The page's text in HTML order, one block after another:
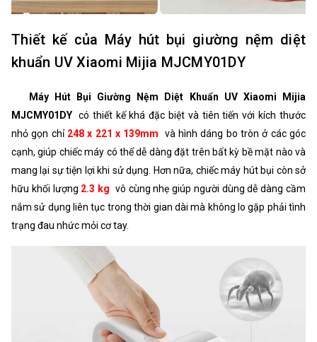
Thiết kế của Máy hút bụi giường nệm diệt
khuẩn UV Xiaomi Mijia MJCMY01DY
Máy Hút Bụi Giường Nệm Diệt Khuẩn UV Xiaomi Mijia
MJCMY01DY có thiết kế khá đặc biệt và tiên tiến với kích thước
nhỏ gọn chỉ 248 x 221 x 139mm
và hình dáng bo tròn ở các góc
cạnh, giúp chiếc máy có thể dễ dàng đặt trên bất kỳ bề mặt nào và
mang lại sự tiện lợi khi sử dụng. Hơn nữa, chiếc máy hút bụi còn sở
hữu khối lượng 2.3 kg vô cùng nhẹ giúp người dùng dễ dàng cầm
nắm sử dụng liên tục trong thời gian dài mà không lo gặp phải tình
trạng đau nhức mỏi cơ tay.